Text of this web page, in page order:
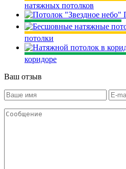
натяжных потолков
потолки
коридоре
Ваш отзыв